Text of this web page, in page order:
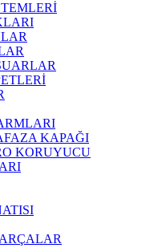
KAPAĞI
KORUYUCU